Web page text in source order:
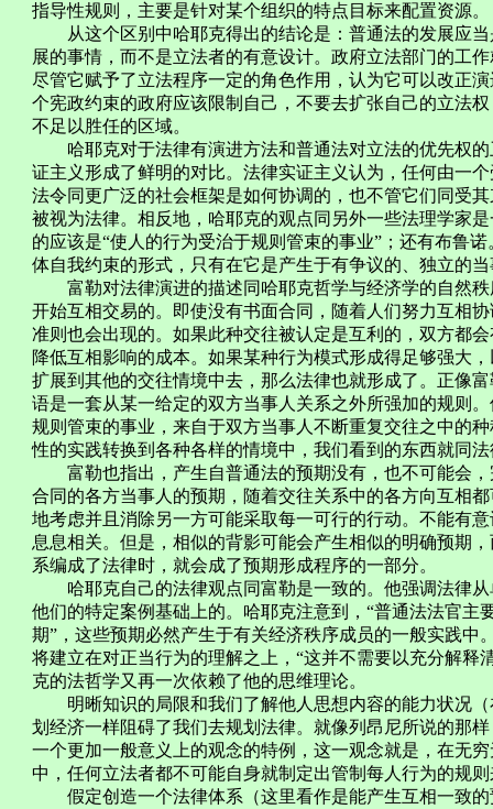
指导性规则，主要是针对某个组织的特点目标来配置资源。
从这个区别中哈耶克得出的结论是：普通法的发展应当
展的事情，而不是立法者的有意设计。政府立法部门的工
尽管它赋予了立法程序一定的角色作用，认为它可以改正
个宪政约束的政府应该限制自己，不要去扩张自己的立法
不足以胜任的区域。
哈耶克对于法律有演进方法和普通法对立法的优先权的
证主义形成了鲜明的对比。法律实证主义认为，任何由一
法令同更广泛的社会框架是如何协调的，也不管它们同受
被视为法律。相反地，哈耶克的观点同另外一些法理学家
的应该是“使人的行为受治于规则管束的事业”；还有布鲁
体自我约束的形式，只有在它是产生于有争议的、独立的
富勒对法律演进的描述同哈耶克哲学与经济学的自然秩
开始互相交易的。即使没有书面合同，随着人们努力互相
准则也会出现的。如果此种交往被认定是互利的，双方都
降低互相影响的成本。如果某种行为模式形成得足够强大
扩展到其他的交往情境中去，那么法律也就形成了。正像
语是一套从某一给定的双方当事人关系之外所强加的规则
规则管束的事业，来自于双方当事人不断重复交往之中的
性的实践转换到各种各样的情境中，我们看到的东西就同
富勒也指出，产生自普通法的预期没有，也不可能会，
合同的各方当事人的预期，随着交往关系中的各方向互相
地考虑并且消除另一方可能采取每一可行的行动。不能有
息息相关。但是，相似的背影可能会产生相似的明确预期
系编成了法律时，就会成了预期形成程序的一部分。
哈耶克自己的法律观点同富勒是一致的。他强调法律从
他们的特定案例基础上的。哈耶克注意到，“普通法法官主
期”，这些预期必然产生于有关经济秩序成员的一般实践中
将建立在对正当行为的理解之上，“这并不需要以充分解释
克的法哲学又再一次依赖了他的思维理论。
明晰知识的局限和我们了解他人思想内容的能力状况（
划经济一样阻碍了我们去规划法律。就像列昂尼所说的那
一个更加一般意义上的观念的特例，这一观念就是，在无
中，任何立法者都不可能自身就制定出管制每人行为的规
假定创造一个法律体系（这里看作是能产生互相一致的